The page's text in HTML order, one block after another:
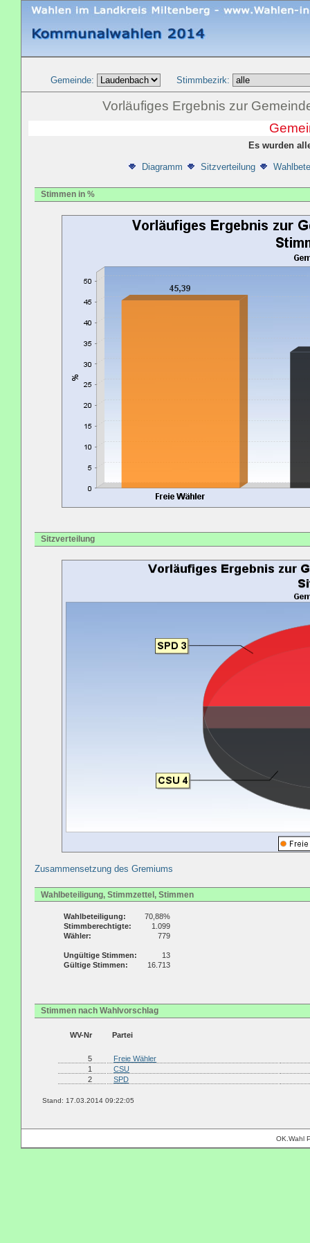
Gemeinde: Stimmbezirk:
Vorläufiges Ergebnis zur
Es wurden
Diagramm Sitzverteilung
Stimmen in %
Sitzverteilung
Zusammensetzung des Gremiums
Wahlbeteiligung, Stimmzettel, Stimmen
Wahlbeteiligung:
70,88%
Stimmberechtigte:
1.099
Wähler:
779
Ungültige Stimmen:
13
Gültige Stimmen:
16.713
Stimmen nach Wahlvorschlag
WV-Nr Partei
5
Freie Wähler
1
CSU
2
SPD
Stand: 17.03.2014 09:22:05
OK.Wahl